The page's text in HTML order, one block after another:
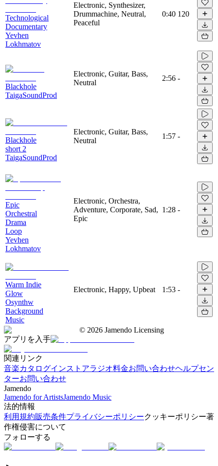
Technological
Documentary
Yevhen
Lokhmatov
Electronic, Synthesizer,
Drummachine, Neutral,
Peaceful
0:40 120
Blackhole
TaigaSoundProd
Electronic, Guitar, Bass,
Neutral
2:56 -
Blackhole
short 2
TaigaSoundProd
Electronic, Guitar, Bass,
Neutral
1:57 -
Epic
Orchestral
Drama
Loop
Yevhen
Lokhmatov
Electronic, Orchestra,
Adventure, Corporate, Sad,
Epic
1:28 -
Warm Indie
Glow
Osynthw
Background
Music
Electronic, Happy, Upbeat 1:53 -
© 2026 Jamendo Licensing
アプリを入手
関連リンク
音楽カタログインストアラジオ料金お問い合わせヘルプセン
ターお問い合わせ
Jamendo
Jamendo for ArtistsJamendo Music
法的情報
利用規約販売条件プライバシーポリシークッキーポリシー著
作権侵害について
フォローする